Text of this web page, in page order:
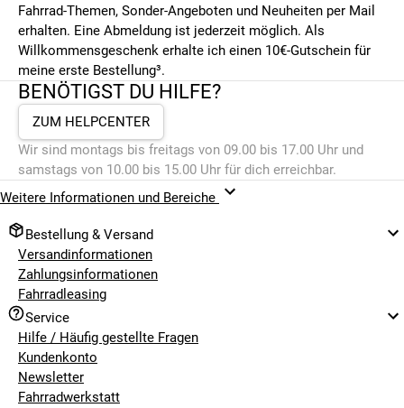
Fahrrad-Themen, Sonder-Angeboten und Neuheiten per Mail
erhalten. Eine Abmeldung ist jederzeit möglich. Als
Willkommensgeschenk erhalte ich einen 10€-Gutschein für
meine erste Bestellung³.
BENÖTIGST DU HILFE?
ZUM HELPCENTER
Wir sind montags bis freitags von 09.00 bis 17.00 Uhr und
samstags von 10.00 bis 15.00 Uhr für dich erreichbar.
Weitere Informationen und Bereiche
Bestellung & Versand
Versandinformationen
Zahlungsinformationen
Fahrradleasing
Service
Hilfe / Häufig gestellte Fragen
Kundenkonto
Newsletter
Fahrradwerkstatt